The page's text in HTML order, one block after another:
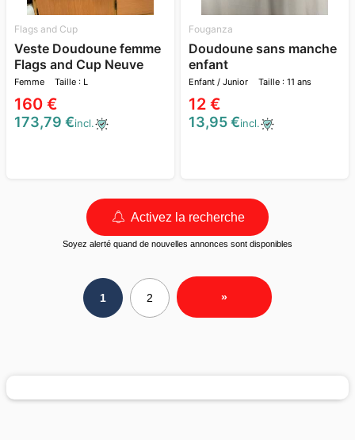
Flags and Cup
Veste Doudoune femme
Flags and Cup Neuve
Femme Taille : L
160 €
173,79 €incl.
Fouganza
Doudoune sans manche
enfant
Enfant / Junior Taille : 11 ans
12 €
13,95 €incl.
Activez la recherche
Soyez alerté quand de nouvelles annonces sont disponibles
1 2 »